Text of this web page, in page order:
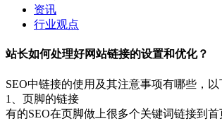
资讯
行业观点
站长如何处理好网站链接的设置和优化？
SEO中链接的使用及其注意事项有哪些，
1、页脚的链接
有的SEO在页脚做上很多个关键词链接到